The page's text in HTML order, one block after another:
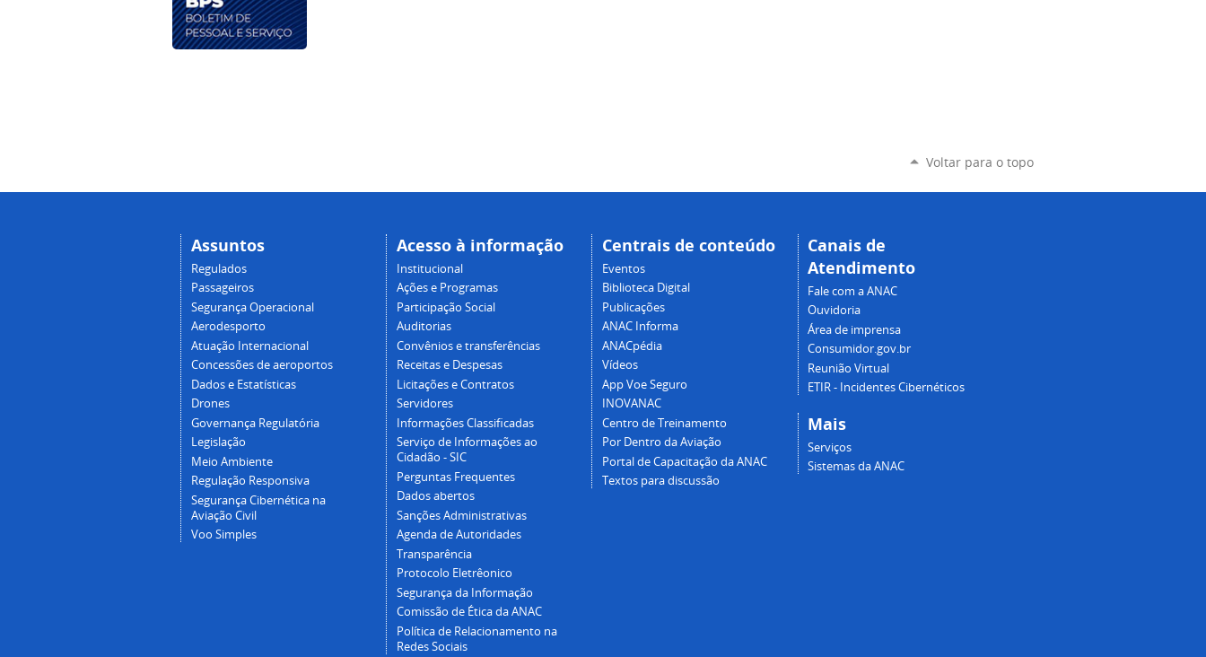
Voltar para o topo
Assuntos
Regulados
Passageiros
Segurança Operacional
Aerodesporto
Atuação Internacional
Concessões de aeroportos
Dados e Estatísticas
Drones
Governança Regulatória
Legislação
Meio Ambiente
Regulação Responsiva
Segurança Cibernética na
Aviação Civil
Voo Simples
Acesso à informação
Institucional
Ações e Programas
Participação Social
Auditorias
Convênios e transferências
Receitas e Despesas
Licitações e Contratos
Servidores
Informações Classificadas
Serviço de Informações ao
Cidadão - SIC
Perguntas Frequentes
Dados abertos
Sanções Administrativas
Agenda de Autoridades
Transparência
Protocolo Eletrêonico
Segurança da Informação
Comissão de Ética da ANAC
Política de Relacionamento na
Redes Sociais
Centrais de conteúdo
Eventos
Biblioteca Digital
Publicações
ANAC Informa
ANACpédia
Vídeos
App Voe Seguro
INOVANAC
Centro de Treinamento
Por Dentro da Aviação
Portal de Capacitação da ANAC
Textos para discussão
Canais de
Atendimento
Fale com a ANAC
Ouvidoria
Área de imprensa
Consumidor.gov.br
Reunião Virtual
ETIR - Incidentes Cibernéticos
Mais
Serviços
Sistemas da ANAC